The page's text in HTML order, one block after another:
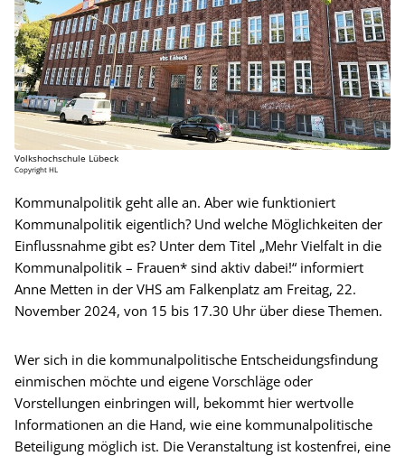
Volkshochschule Lübeck
Copyright HL
Kommunalpolitik geht alle an. Aber wie funktioniert
Kommunalpolitik eigentlich? Und welche Möglichkeiten der
Einflussnahme gibt es? Unter dem Titel „Mehr Vielfalt in die
Kommunalpolitik – Frauen* sind aktiv dabei!“ informiert
Anne Metten in der VHS am Falkenplatz am Freitag, 22.
November 2024, von 15 bis 17.30 Uhr über diese Themen.
Wer sich in die kommunalpolitische Entscheidungsfindung
einmischen möchte und eigene Vorschläge oder
Vorstellungen einbringen will, bekommt hier wertvolle
Informationen an die Hand, wie eine kommunalpolitische
Beteiligung möglich ist. Die Veranstaltung ist kostenfrei, eine